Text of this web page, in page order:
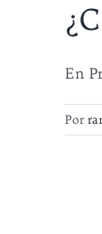
En
Por